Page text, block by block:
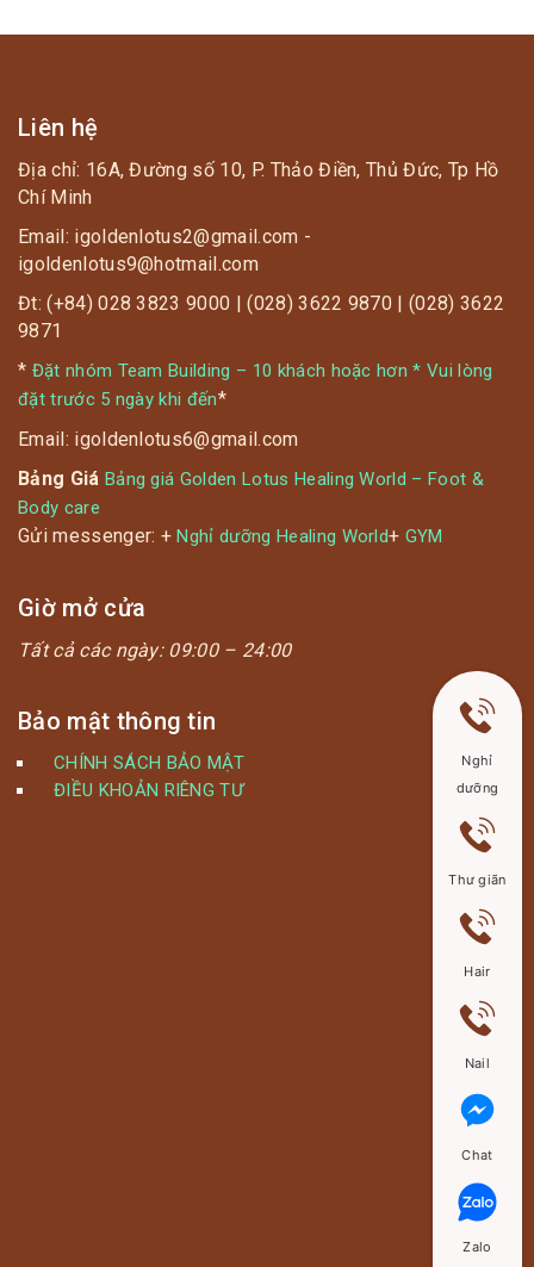
Liên hệ
Địa chỉ: 16A, Đường số 10, P. Thảo Điền, Thủ Đức, Tp Hồ
Chí Minh
Email: igoldenlotus2@gmail.com -
igoldenlotus9@hotmail.com
Đt: (+84) 028 3823 9000 | (028) 3622 9870 | (028) 3622
9871
* Đặt nhóm Team Building – 10 khách hoặc hơn * Vui lòng
đặt trước 5 ngày khi đến*
Email: igoldenlotus6@gmail.com
Bảng Giá Bảng giá Golden Lotus Healing World – Foot &
Body care
Gửi messenger: +Nghỉ dưỡng Healing World+ GYM
Giờ mở cửa
Tất cả các ngày: 09:00 – 24:00
Bảo mật thông tin
CHÍNH SÁCH BẢO MẬT
ĐIỀU KHOẢN RIÊNG TƯ
Nghỉ
dưỡng
Thư giãn
Hair
Nail
Chat
Zalo